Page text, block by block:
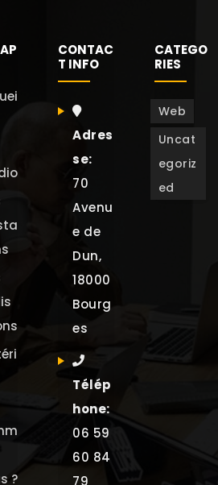
?
CONTAC
T INFO
Adres
se:
70
Avenu
e de
Dun,
18000
Bourg
es
Télép
hone:
06 59
60 84
79
CATEGO
RIES
Web
Uncat
egoriz
ed